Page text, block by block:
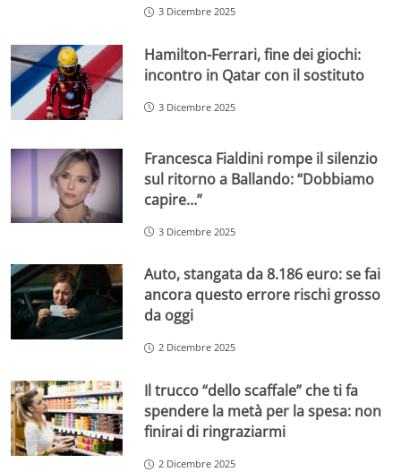
3 Dicembre 2025
Hamilton-Ferrari, fine dei giochi:
incontro in Qatar con il sostituto
3 Dicembre 2025
Francesca Fialdini rompe il silenzio
sul ritorno a Ballando: “Dobbiamo
capire…”
3 Dicembre 2025
Auto, stangata da 8.186 euro: se fai
ancora questo errore rischi grosso
da oggi
2 Dicembre 2025
Il trucco “dello scaffale” che ti fa
spendere la metà per la spesa: non
finirai di ringraziarmi
2 Dicembre 2025